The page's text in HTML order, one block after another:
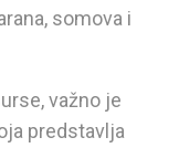
somova i
važno je
predstavlja